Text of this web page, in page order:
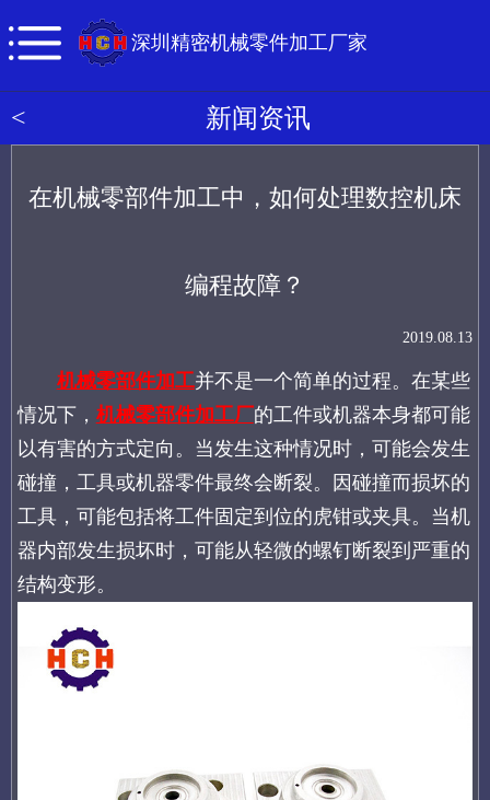
深圳精密机械零件加工厂家
< 新闻资讯
在机械零部件加工中，如何处理数控机床
编程故障？
2019.08.13
机械零部件加工并不是一个简单的过程。在某些
情况下， 机械零部件加工厂的工件或机器本身都可能
以有害的方式定向。当发生这种情况时，可能会发生
碰撞，工具或机器零件最终会断裂。因碰撞而损坏的
工具，可能包括将工件固定到位的虎钳或夹具。当机
器内部发生损坏时，可能从轻微的螺钉断裂到严重的
结构变形。